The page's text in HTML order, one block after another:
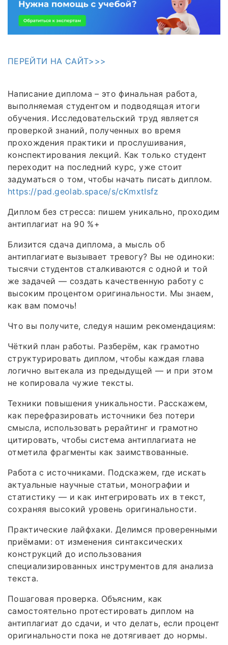
ПЕРЕЙТИ НА САЙТ>>>
Написание диплома – это финальная работа,
выполняемая студентом и подводящая итоги
обучения. Исследовательский труд является
проверкой знаний, полученных во время
прохождения практики и прослушивания,
конспектирования лекций. Как только студент
переходит на последний курс, уже стоит
задуматься о том, чтобы начать писать диплом.
https://pad.geolab.space/s/cKmxtIsfz
Диплом без стресса: пишем уникально, проходим
антиплагиат на 90 %+
Близится сдача диплома, а мысль об
антиплагиате вызывает тревогу? Вы не одиноки:
тысячи студентов сталкиваются с одной и той
же задачей — создать качественную работу с
высоким процентом оригинальности. Мы знаем,
как вам помочь!
Что вы получите, следуя нашим рекомендациям:
Чёткий план работы. Разберём, как грамотно
структурировать диплом, чтобы каждая глава
логично вытекала из предыдущей — и при этом
не копировала чужие тексты.
Техники повышения уникальности. Расскажем,
как перефразировать источники без потери
смысла, использовать рерайтинг и грамотно
цитировать, чтобы система антиплагиата не
отметила фрагменты как заимствованные.
Работа с источниками. Подскажем, где искать
актуальные научные статьи, монографии и
статистику — и как интегрировать их в текст,
сохраняя высокий уровень оригинальности.
Практические лайфхаки. Делимся проверенными
приёмами: от изменения синтаксических
конструкций до использования
специализированных инструментов для анализа
текста.
Пошаговая проверка. Объясним, как
самостоятельно протестировать диплом на
антиплагиат до сдачи, и что делать, если процент
оригинальности пока не дотягивает до нормы.